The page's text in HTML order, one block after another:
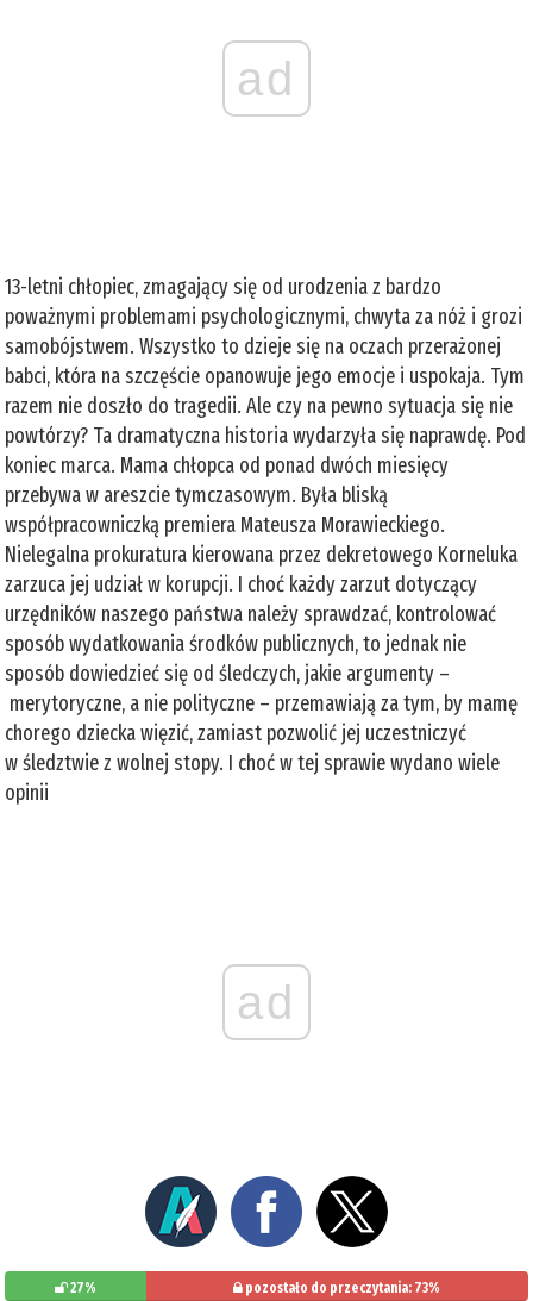
ad
13-letni chłopiec, zmagający się od urodzenia z bardzo
poważnymi problemami psychologicznymi, chwyta za nóż i grozi
samobójstwem. Wszystko to dzieje się na oczach przerażonej
babci, która na szczęście opanowuje jego emocje i uspokaja. Tym
razem nie doszło do tragedii. Ale czy na pewno sytuacja się nie
powtórzy? Ta dramatyczna historia wydarzyła się naprawdę. Pod
koniec marca. Mama chłopca od ponad dwóch miesięcy
przebywa w areszcie tymczasowym. Była bliską
współpracowniczką premiera Mateusza Morawieckiego.
Nielegalna prokuratura kierowana przez dekretowego Korneluka
zarzuca jej udział w korupcji. I choć każdy zarzut dotyczący
urzędników naszego państwa należy sprawdzać, kontrolować
sposób wydatkowania środków publicznych, to jednak nie
sposób dowiedzieć się od śledczych, jakie argumenty –
merytoryczne, a nie polityczne – przemawiają za tym, by mamę
chorego dziecka więzić, zamiast pozwolić jej uczestniczyć
w śledztwie z wolnej stopy. I choć w tej sprawie wydano wiele
opinii
ad
27% pozostało do przeczytania: 73%